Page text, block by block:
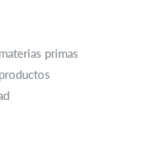
primas